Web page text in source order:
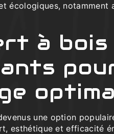
écologiques, notamment
à bois
une option
esthétique et efficacité